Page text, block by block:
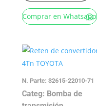
Comprar en Whatsapp
N. Parte: 32615-22010-71
Categ: Bomba de